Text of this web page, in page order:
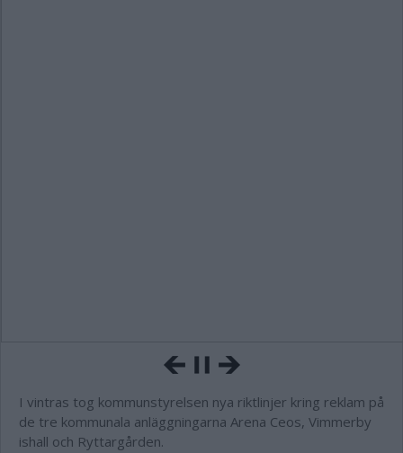
I vintras tog kommunstyrelsen nya riktlinjer kring reklam på
de tre kommunala anläggningarna Arena Ceos, Vimmerby
ishall och Ryttargården.